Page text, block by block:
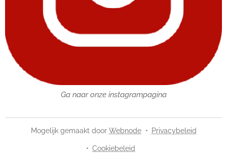
Ga naar onze instagrampagina
Mogelijk gemaakt door Webnode Privacybeleid
Cookiebeleid